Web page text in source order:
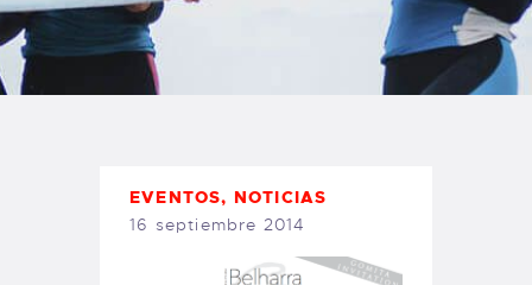
TIENDA FAMILY SURFERS
WEBCAM SALINAS
PEDIDOS
EVENTOS, NOTICIAS
16 septiembre 2014